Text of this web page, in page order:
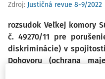
Zdroj: Justičná revue 8-9/2022
rozsudok Veľkej komory
č. 49270/11 pre
diskriminácie) v
Dohovoru(ochrana